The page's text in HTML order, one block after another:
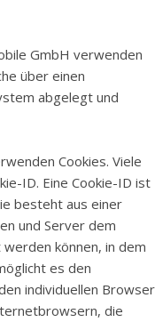
GmbH verwenden
über einen
abgelegt und
Cookies. Viele
ID. Eine Cookie-ID ist
besteht aus einer
und Server dem
können, in dem
es den
individuellen Browser
die